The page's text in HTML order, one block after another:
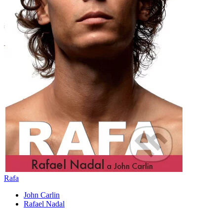
Rafa
John Carlin
Rafael Nadal